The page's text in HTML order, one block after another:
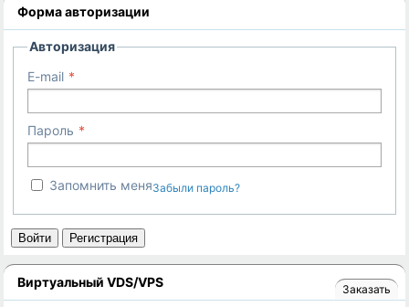
Форма авторизации
Авторизация
E-mail
Пароль
Запомнить меняЗабыли пароль?
Войти Регистрация
Виртуальный VDS/VPS Заказать